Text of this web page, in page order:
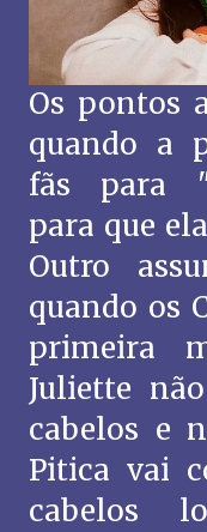
Os pontos
quando a
fãs para
para que
Outro
quando os
primeira
Juliette
cabelos e
Pitica vai
cabelos